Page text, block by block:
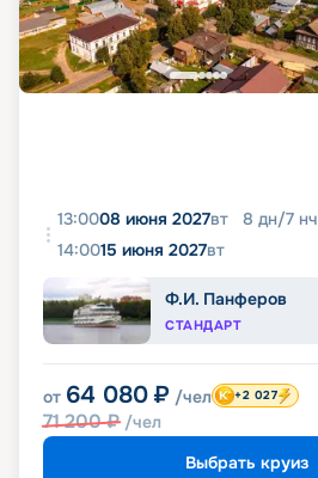
13:0008 июня 2027вт 8 дн/7 нч
14:0015 июня 2027вт
Ф.И. Панферов
СТАНДАРТ
от 64 080 ₽ /чел
71 200₽ /чел
+2 027
Выбрать круиз